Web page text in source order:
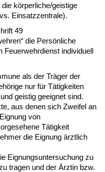
körperliche/geistige
Einsatzzentrale).
49
die Persönliche
Feuerwehrdienst individuell
als der Träger der
nur für Tätigkeiten
geistig geeignet sind.
aus denen sich Zweifel an
von
Tätigkeit
die Eignung ärztlich
Eignungsuntersuchung zu
tragen und der Ärztin bzw.